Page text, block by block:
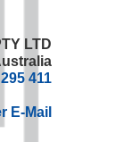
LTD
411
E-Mail